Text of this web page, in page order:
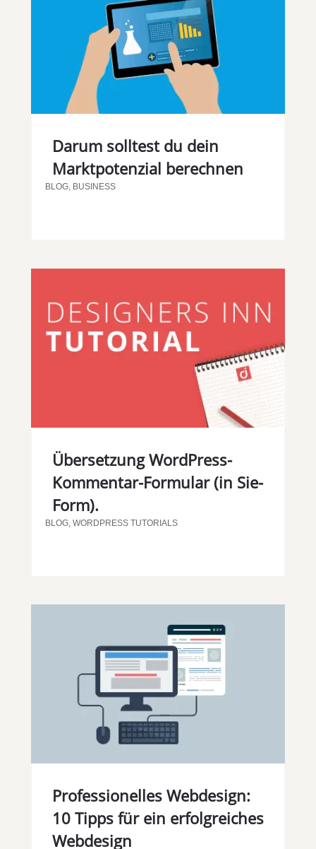
Darum solltest du dein
Marktpotenzial berechnen
BLOG, BUSINESS
Übersetzung WordPress-
Kommentar-Formular (in Sie-
Form).
BLOG, WORDPRESS TUTORIALS
Professionelles Webdesign:
10 Tipps für ein erfolgreiches
Webdesign